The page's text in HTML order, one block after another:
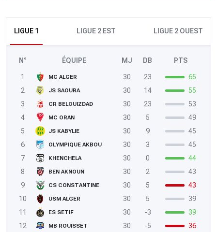
LIGUE 1 LIGUE 2 EST LIGUE 2 OUEST
N° ÉQUIPE MJ DB PTS
1 MC ALGER 30 23
65
2
JS SAOURA 30 14
55
3
CR BELOUIZDAD 30 23
53
4
MC ORAN 30 5
49
5
JS KABYLIE 30 9
45
6
OLYMPIQUE AKBOU 30 3
45
7
KHENCHELA 30 0
44
8
BEN AKNOUN 30 2
43
9
CS CONSTANTINE 30 5
43
10
USM ALGER 30 5
39
11
ES SETIF 30 -3
39
12
MB ROUISSET 30 -5
36